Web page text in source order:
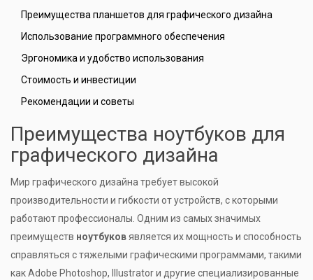
Преимущества планшетов для графического дизайна
Использование программного обеспечения
Эргономика и удобство использования
Стоимость и инвестиции
Рекомендации и советы
Преимущества ноутбуков для
графического дизайна
Мир графического дизайна требует высокой
производительности и гибкости от устройств, с которыми
работают профессионалы. Одним из самых значимых
преимуществ ноутбуковявляется их мощность и способность
справляться с тяжелыми графическими программами, такими
как Adobe Photoshop, Illustrator и другие специализированные